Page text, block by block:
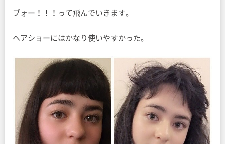
ブォー！！！って飛んでいきます。
ヘアショーにはかなり使いやすかった。